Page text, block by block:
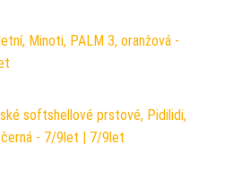
Minoti, PALM 3, oranžová -
softshellové prstové, Pidilidi,
černá - 7/9let | 7/9let